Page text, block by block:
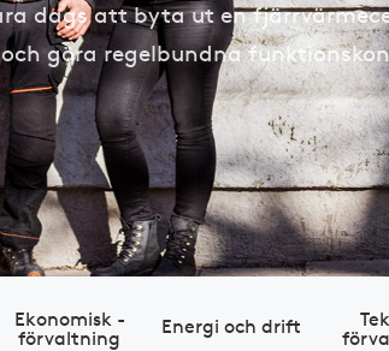
dags att byta ut en
göra regelbundna
Eko­nomisk ­
förvaltning
Energi och drift